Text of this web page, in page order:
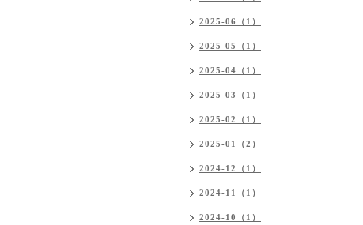
2025-06（1）
2025-05（1）
2025-04（1）
2025-03（1）
2025-02（1）
2025-01（2）
2024-12（1）
2024-11（1）
2024-10（1）